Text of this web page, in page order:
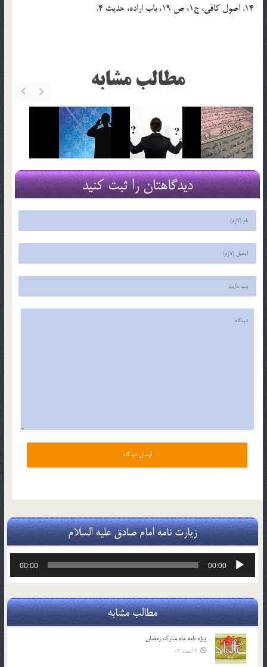
14. اصول كافي، ج1، ص 19، باب اراده، حديث 4.
مطالب مشابه
دیدگاهتان را ثبت کنید
زیارت نامه امام صادق علیه السلام
پخش‌کننده
00:00
00:00
مطالب مشابه
ویژه نامه ماه مبارک رمضان
9 اسفند 03